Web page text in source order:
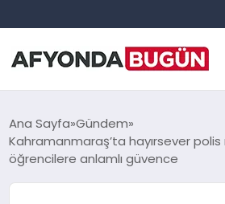
ANASAYFA
GÜNDEM
Ana Sayfa Gündem
Kahramanmaraş’ta hayırsever
öğrencilere anlamlı güvence